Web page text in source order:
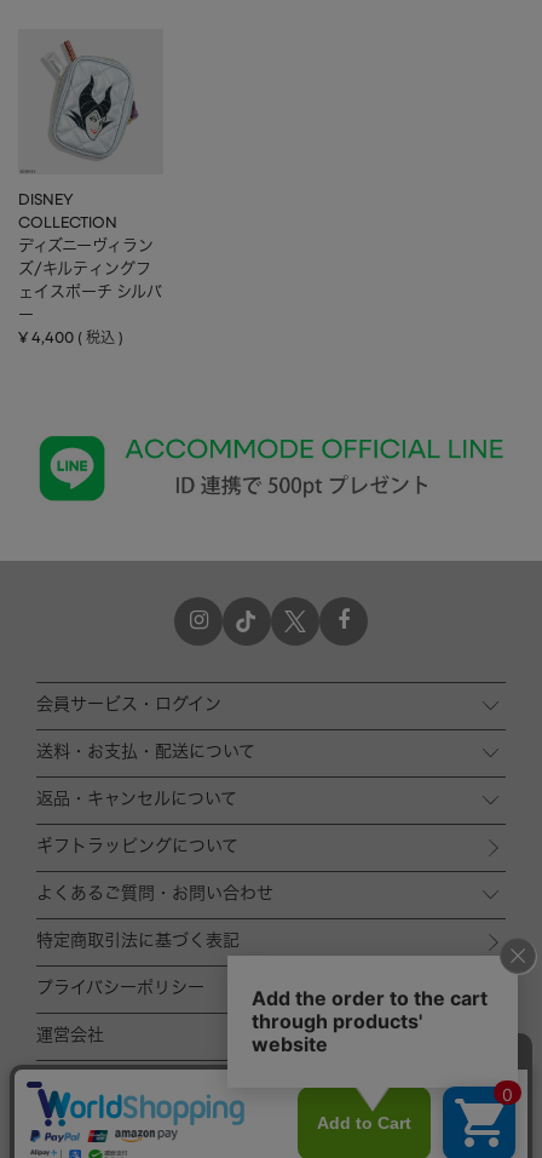
DISNEY
COLLECTION
ディズニーヴィラン
ズ/キルティングフ
ェイスポーチ シルバ
ー
¥ 4,400 税込
ACCOMMODE
ZOZOTOWN店
会員サービス・ログイン
送料・お支払・配送について
返品・キャンセルについて
ギフトラッピングについて
よくあるご質問・お問い合わせ
特定商取引法に基づく表記
プライバシーポリシー
運営会社